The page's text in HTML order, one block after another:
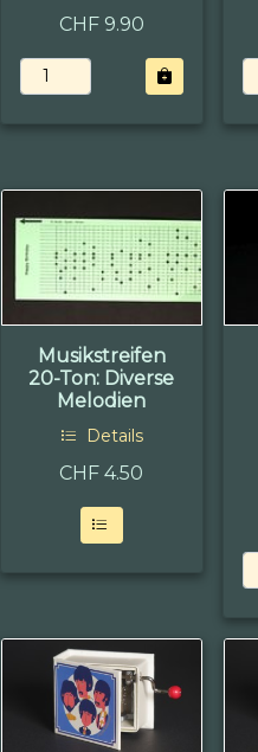
CHF 9.90
Musikstreifen
20-Ton: Diverse
Melodien
Details
CHF 4.50